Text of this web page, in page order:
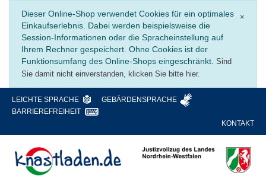
×
Dieser Online-Shop verwendet Cookies für ein optimales
Einkaufserlebnis. Dabei werden beispielsweise die
Session-Informationen oder die Spracheinstellung auf
Ihrem Rechner gespeichert. Ohne Cookies ist der
Funktionsumfang des Online-Shops eingeschränkt. Sind
Sie damit nicht einverstanden, klicken Sie bitte hier.
LEICHTE SPRACHE
GEBÄRDENSPRACHE
BARRIEREFREIHEIT
KONTAKT